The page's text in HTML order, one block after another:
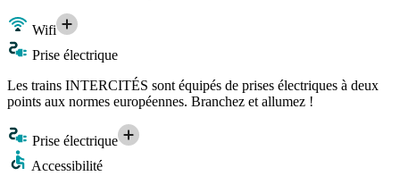
Wifi
Prise électrique
Les trains INTERCITÉS sont équipés de prises électriques à deux
points aux normes européennes. Branchez et allumez !
Prise électrique
Accessibilité